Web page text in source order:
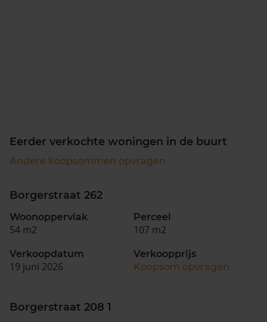
Eerder verkochte woningen in de buurt
Andere koopsommen opvragen
Borgerstraat 262
Woonoppervlak
54 m2
Perceel
107 m2
Verkoopdatum
19 juni 2026
Verkoopprijs
Koopsom opvragen
Borgerstraat 208 1